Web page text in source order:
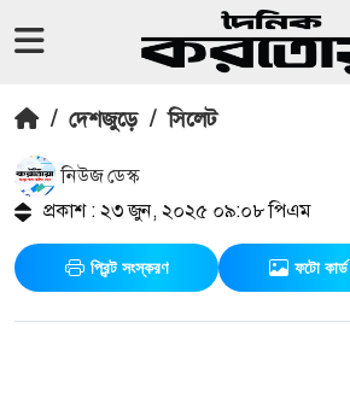
/ দেশজুড়ে / সিলেট
নিউজ ডেস্ক
প্রকাশ : ২৩ জুন, ২০২৫ ০৯:০৮ পিএম
প্রিন্ট সংস্করণ ফটো কার্ড